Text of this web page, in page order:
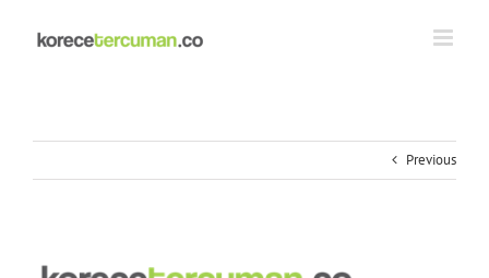
content
Previous